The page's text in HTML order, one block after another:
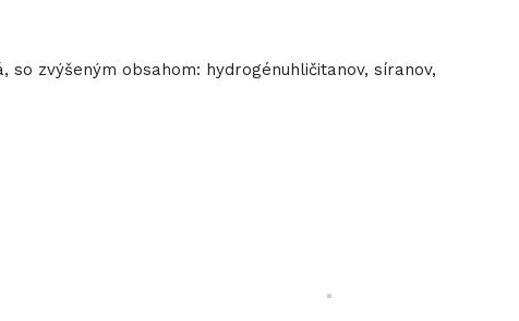
zvýšeným obsahom: hydrogénuhličitanov, síranov,